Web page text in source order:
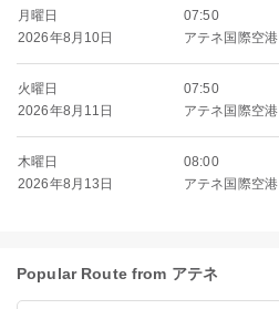
月曜日
2026年8月10日
07:50
アテネ国際空港
火曜日
2026年8月11日
07:50
アテネ国際空港
木曜日
2026年8月13日
08:00
アテネ国際空港
Popular Route from アテネ